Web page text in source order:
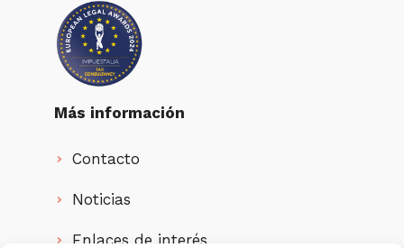
Más información
Contacto
Noticias
Enlaces de interés